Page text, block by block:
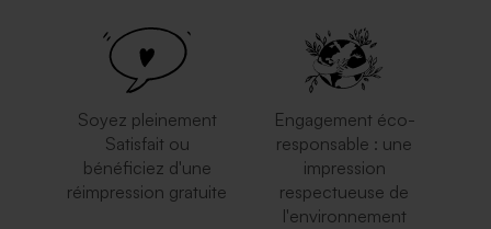
Soyez pleinement
Satisfait ou
bénéficiez d'une
réimpression gratuite
Engagement éco-
responsable : une
impression
respectueuse de
l'environnement